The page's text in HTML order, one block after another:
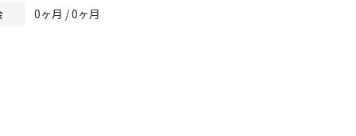
0ヶ月 /0ヶ月